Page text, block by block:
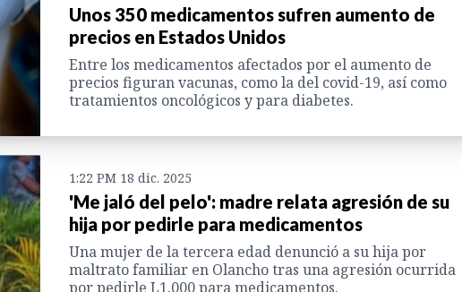
Unos 350 medicamentos sufren aumento de
precios en Estados Unidos
Entre los medicamentos afectados por el aumento de
precios figuran vacunas, como la del covid-19, así como
tratamientos oncológicos y para diabetes.
1:22 PM 18 dic. 2025
'Me jaló del pelo': madre relata agresión de su
hija por pedirle para medicamentos
Una mujer de la tercera edad denunció a su hija por
maltrato familiar en Olancho tras una agresión ocurrida
por pedirle L1,000 para medicamentos.